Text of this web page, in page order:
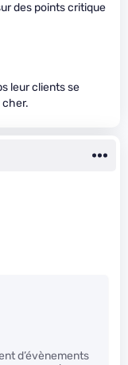
des points critique
leur clients se
cher.
d’évènements